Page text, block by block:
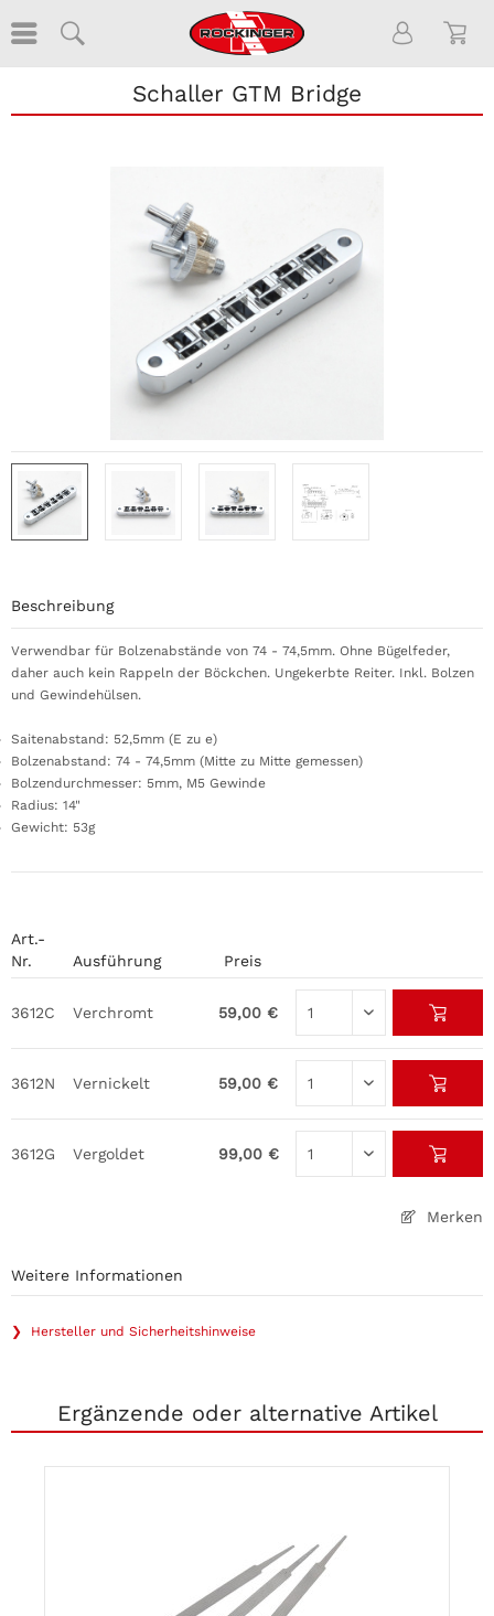
Schaller GTM Bridge
Merken
Art.-
Nr.
Ausführung Preis
3612C Verchromt 59,00 €
3612N Vernickelt 59,00 €
3612G Vergoldet 99,00 €
Beschreibung
Verwendbar für Bolzenabstände von 74 - 74,5mm. Ohne Bügelfeder,
daher auch kein Rappeln der Böckchen. Ungekerbte Reiter. Inkl. Bolzen
und Gewindehülsen.
Saitenabstand: 52,5mm (E zu e)
Bolzenabstand: 74 - 74,5mm (Mitte zu Mitte gemessen)
Bolzendurchmesser: 5mm, M5 Gewinde
Radius: 14"
Gewicht: 53g
Weitere Informationen
❯ Hersteller und Sicherheitshinweise
Ergänzende oder alternative Artikel